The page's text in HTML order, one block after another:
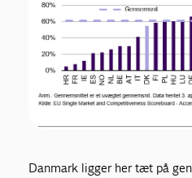
Danmark ligger her tæt på